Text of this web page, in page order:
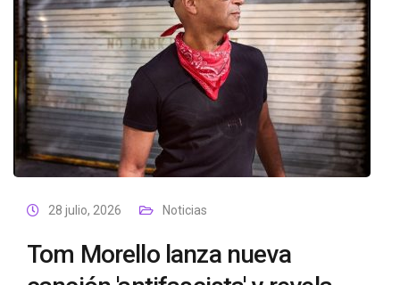
28 julio, 2026 Noticias
Tom Morello lanza nueva